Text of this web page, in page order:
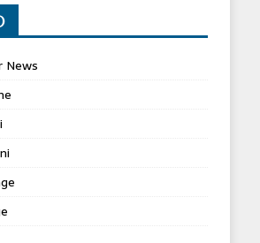
News